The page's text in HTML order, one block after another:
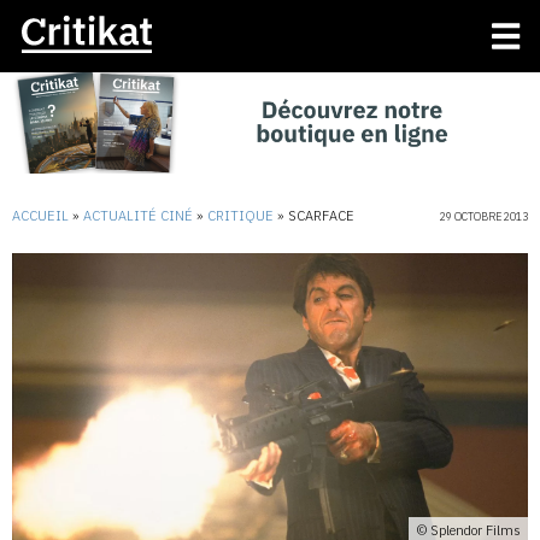
ACCUEIL » ACTUALITÉ CINÉ » CRITIQUE » SCARFACE 29 OCTOBRE 2013
© Splendor Films